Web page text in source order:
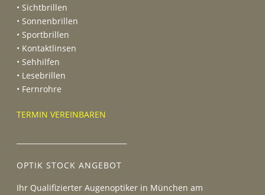
• Sichtbrillen
• Sonnenbrillen
• Sportbrillen
• Kontaktlinsen
• Sehhilfen
• Lesebrillen
• Fernrohre
TERMIN VEREINBAREN
OPTIK STOCK ANGEBOT
Ihr Qualifizierter Augenoptiker in München am